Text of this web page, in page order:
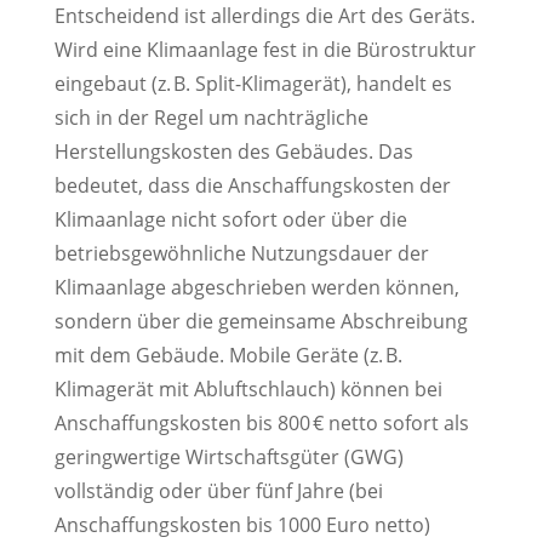
Entscheidend ist allerdings die Art des Geräts.
Wird eine Klimaanlage fest in die Bürostruktur
eingebaut (z. B. Split-Klimagerät), handelt es
sich in der Regel um nachträgliche
Herstellungskosten des Gebäudes. Das
bedeutet, dass die Anschaffungskosten der
Klimaanlage nicht sofort oder über die
betriebsgewöhnliche Nutzungsdauer der
Klimaanlage abgeschrieben werden können,
sondern über die gemeinsame Abschreibung
mit dem Gebäude. Mobile Geräte (z. B.
Klimagerät mit Abluftschlauch) können bei
Anschaffungskosten bis 800 € netto sofort als
geringwertige Wirtschaftsgüter (GWG)
vollständig oder über fünf Jahre (bei
Anschaffungskosten bis 1000 Euro netto)